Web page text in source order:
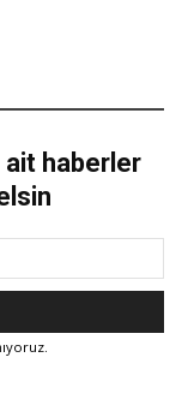
haberler